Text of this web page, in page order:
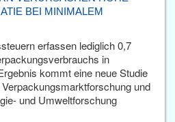
BEI MINIMALEM
erfassen lediglich 0,7
in
kommt eine neue Studie
und
und Umweltforschung